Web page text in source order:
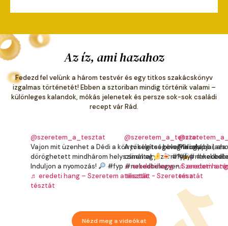
Az íz, ami hazahoz
Fedezd fel velünk a három testvér és egy titkos szakácskönyv
izgalmas történetét! Ebben a sztoriban mindig történik valami –
különleges kalandok, mókás jelenetek és persze sok-sok családi
recept vár Rád.
@szeretem_a_tesztat
Vajon mit üzenhet a Dédi a könyv segítségével? Hogy
döröghetett mindhárom helyszínen egyszerre?
Induljon a nyomozás!
#fyp #nekedbelegyen
♬ eredeti hang – Szeretem a tésztát - Szeretem a
tésztát
@szeretem_a_tesztat
A tökéletes bolognai alapjai,
csinálta!
#fyp
♬ eredeti hang – Szeretem a
tésztát
Ma inkább
#fyp
♬ eredeti
tésztát
Nézd meg a videókat